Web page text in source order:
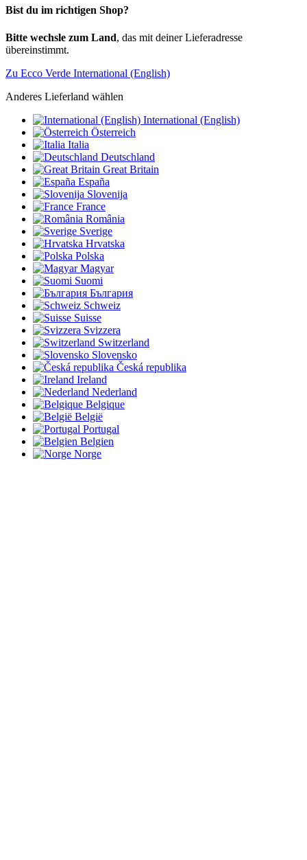
Bist du im richtigen Shop?
Bitte wechsle zum Land, das mit deiner Lieferadresse
übereinstimmt.
Zu Ecco Verde International (English)
Anderes Lieferland wählen
International (English)
Österreich
Italia
Deutschland
Great Britain
España
Slovenija
France
România
Sverige
Hrvatska
Polska
Magyar
Suomi
България
Schweiz
Suisse
Svizzera
Switzerland
Slovensko
Česká republika
Ireland
Nederland
Belgique
België
Portugal
Belgien
Norge